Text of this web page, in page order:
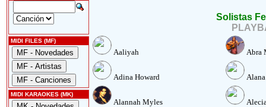
MIDI FILES (MF)
MIDI KARAOKES (MK)
Solistas
Aaliyah Abra
Adina Howard
Alannah Myles